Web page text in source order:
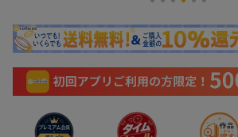
(即納)
商品
セール
ランキン
グ
おすすめ
商品
書籍
colleize B
OX